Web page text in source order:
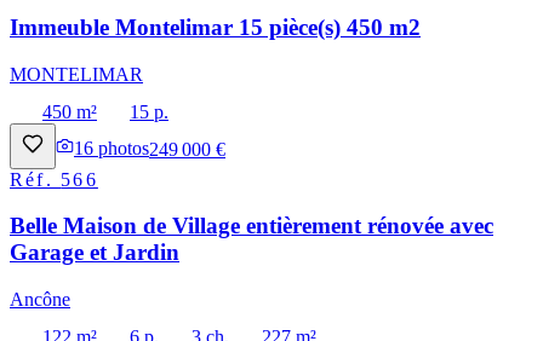
Immeuble Montelimar 15 pièce(s) 450 m2
MONTELIMAR
450 m²
15 p.
16 photos249 000 €
Réf. 566
Belle Maison de Village entièrement rénovée avec
Garage et Jardin
Ancône